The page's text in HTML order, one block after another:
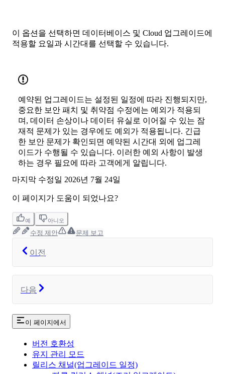
이 옵션을 선택하면 데이터베이스 및 Cloud 업그레이드에
적용할 요일과 시간대를 선택할 수 있습니다.
예약된 업그레이드는 설정된 일정에 따라 진행되지만,
중요한 보안 패치 및 취약점 수정에는 예외가 적용되
며, 데이터 손상이나 데이터 유실로 이어질 수 있는 잠
재적 문제가 있는 경우에도 예외가 적용됩니다. 긴급
한 보안 문제가 확인되면 예약된 시간대 외에 업그레
이드가 수행될 수 있습니다. 이러한 예외 사항이 발생
하는 경우 필요에 따라 고객에게 알립니다.
마지막 수정일 2026년 7월 24일
이 페이지가 도움이 되었나요?
예 아니오
수정 제안 문제 보고
이전
다음
이 페이지에서
버전 호환성
유지 관리 모드
릴리스 채널(업그레이드 일정)